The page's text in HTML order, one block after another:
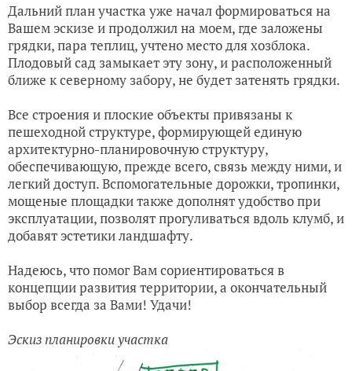
Дальний план участка уже начал формироваться на
Вашем эскизе и продолжил на моем, где заложены
грядки, пара теплиц, учтено место для хозблока.
Плодовый сад замыкает эту зону, и расположенный
ближе к северному забору, не будет затенять грядки.
Все строения и плоские объекты привязаны к
пешеходной структуре, формирующей единую
архитектурно-планировочную структуру,
обеспечивающую, прежде всего, связь между ними, и
легкий доступ. Вспомогательные дорожки, тропинки,
мощеные площадки также дополнят удобство при
эксплуатации, позволят прогуливаться вдоль клумб, и
добавят эстетики ландшафту.
Надеюсь, что помог Вам сориентироваться в
концепции развития территории, а окончательный
выбор всегда за Вами! Удачи!
Эскиз планировки участка